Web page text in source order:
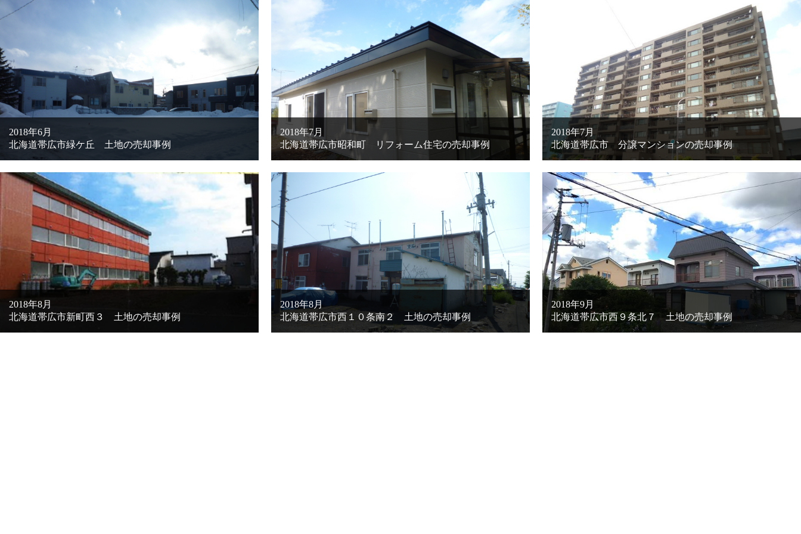
2018年6月
北海道帯広市緑ケ丘 土地の売却事例
2018年7月
北海道帯広市昭和町 リフォーム住宅の売却事例
2018年7月
北海道帯広市 分譲マンションの売却事例
2018年8月
北海道帯広市新町西３ 土地の売却事例
2018年8月
北海道帯広市西１０条南２ 土地の売却事例
2018年9月
北海道帯広市西９条北７ 土地の売却事例